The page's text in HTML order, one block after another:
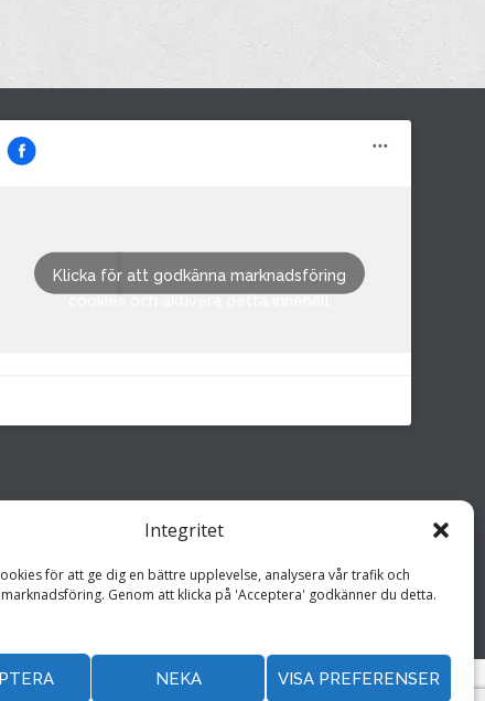
Integritet
för att ge dig en bättre upplevelse, analysera vår trafik och
Genom att klicka på 'Acceptera' godkänner du detta.
NEKA VISA PREFERENSER
M&M i Fröland AB
Klicka för att godkänna marknadsföring
cookies och aktivera detta innehåll